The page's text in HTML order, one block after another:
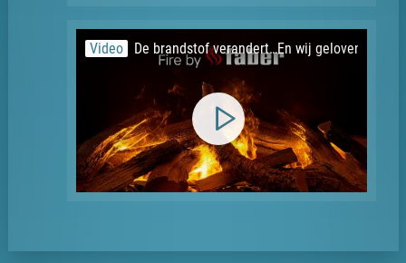
Video De brandstof verandert…En wij geloven in de